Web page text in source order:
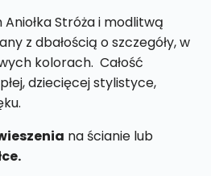
Stróża i modlitwą
z dbałością o szczegóły, w
kolorach. Całość
dziecięcej stylistyce,
na ścianie lub